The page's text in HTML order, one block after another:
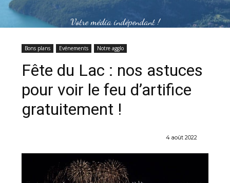
Votre média indépendant !
Bons plans Evénements Notre agglo
Fête du Lac : nos astuces
pour voir le feu d’artifice
gratuitement !
4 août 2022